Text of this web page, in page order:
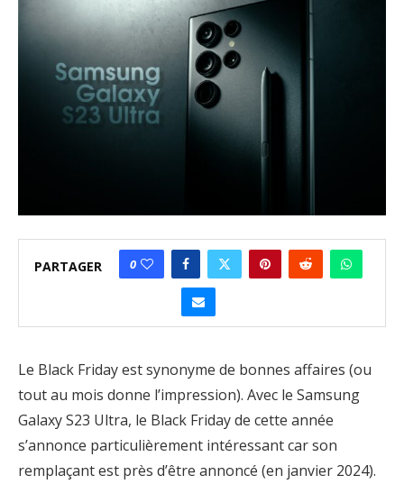
PARTAGER 0
Le Black Friday est synonyme de bonnes affaires (ou
tout au mois donne l’impression). Avec le Samsung
Galaxy S23 Ultra, le Black Friday de cette année
s’annonce particulièrement intéressant car son
remplaçant est près d’être annoncé (en janvier 2024).